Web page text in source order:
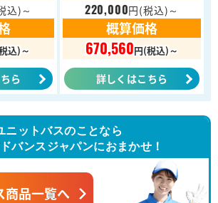
込)～
込)～
ら
220,000円(税込)～
概算価格
670,560円(税込)～
詳しくはこちら
ニットバスのことなら
バンスジャパンにおまかせ！
商品一覧へ